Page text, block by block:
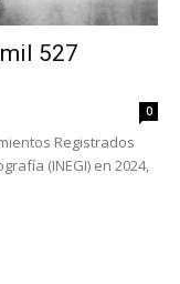
527
0
Registrados
(INEGI) en 2024,